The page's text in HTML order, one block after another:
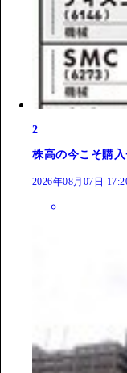
2
株高の今こそ購
2026年08月07日